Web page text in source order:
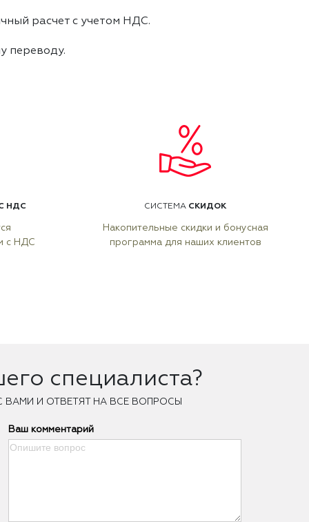
расчет с учетом НДС.
переводу.
НДС
с НДС
СИСТЕМА СКИДОК
Накопительные скидки и бонусная
программа для наших клиентов
специалиста?
ВАМИ И ОТВЕТЯТ НА ВСЕ ВОПРОСЫ
Ваш комментарий